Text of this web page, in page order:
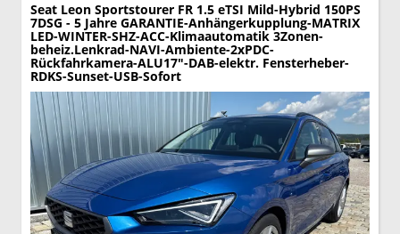
Seat Leon Sportstourer FR 1.5 eTSI Mild-Hybrid 150PS
7DSG - 5 Jahre GARANTIE-Anhängerkupplung-MATRIX
LED-WINTER-SHZ-ACC-Klimaautomatik 3Zonen-
beheiz.Lenkrad-NAVI-Ambiente-2xPDC-
Rückfahrkamera-ALU17"-DAB-elektr. Fensterheber-
RDKS-Sunset-USB-Sofort